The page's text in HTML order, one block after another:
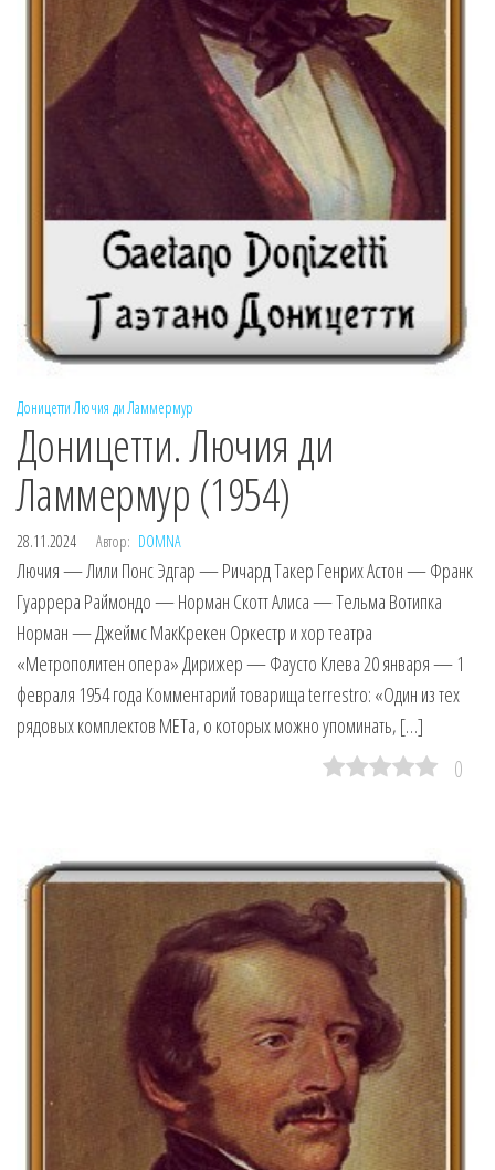
Доницетти Лючия ди Ламмермур
Доницетти. Лючия ди
Ламмермур (1954)
28.11.2024 Автор: DOMNA
Лючия — Лили Понс Эдгар — Ричард Такер Генрих Астон — Франк
Гуаррера Раймондо — Норман Скотт Алиса — Тельма Вотипка
Норман — Джеймс МакКрекен Оркестр и хор театра
«Метрополитен опера» Дирижер — Фаусто Клева 20 января — 1
февраля 1954 года Комментарий товарища terrestro: «Один из тех
рядовых комплектов МЕТа, о которых можно упоминать, […]
0